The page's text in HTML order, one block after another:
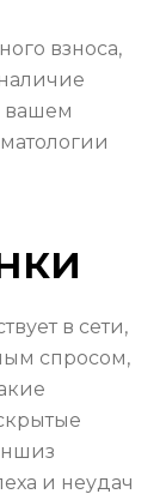
взноса,
вашем
в сети,
спросом,
и неудач